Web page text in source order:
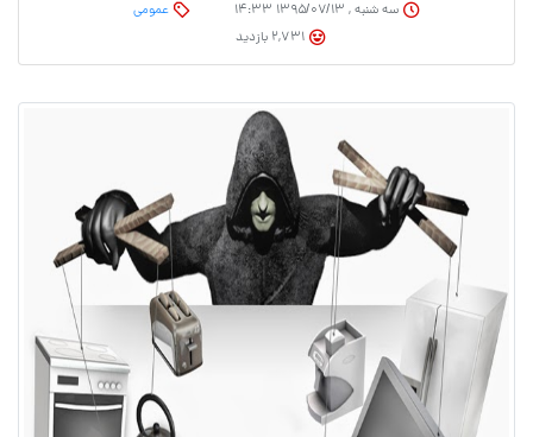
سه شنبه , ۱۳۹۵/۰۷/۱۳ ۱۴:۳۳
عمومی